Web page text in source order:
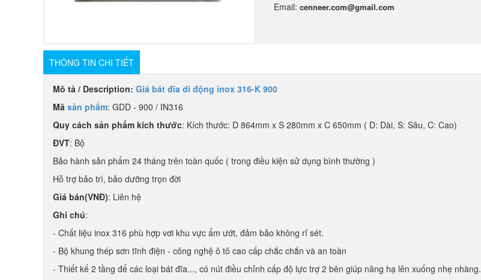
Email:cenneer.com@gmail.com
THÔNG TIN CHI TIẾT
Mô tả / Description: Giá bát đĩa di động inox 316-K 900
Mã sản phẩm: GDD - 900 / IN316
Quy cách sản phẩm kích thước: Kích thước: D 864mm x S 280mm x C 650mm ( D: Dài, S: Sâu, C: Cao)
ĐVT: Bộ
Bảo hành sản phẩm 24 tháng trên toàn quốc ( trong điều kiện sử dụng bình thường )
Hỗ trợ bảo trì, bảo dưỡng trọn đời
Giá bán(VNĐ): Liên hệ
Ghi chú:
- Chất liệu inox 316 phù hợp vơi khu vực ẩm ướt, đảm bảo không rỉ sét.
- Bộ khung thép sơn tĩnh điện - công nghệ ô tô cao cấp chắc chắn và an toàn
- Thiết kế 2 tầng để các loại bát đĩa..., có nút điều chỉnh cấp độ lực trợ 2 bên giúp nâng hạ lên xuống nhẹ nhàng.